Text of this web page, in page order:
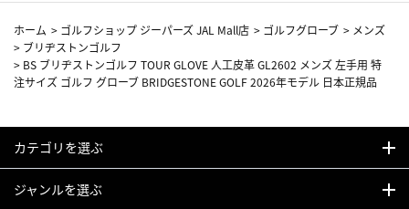
ホーム > ゴルフショップ ジーパーズ JAL Mall店 > ゴルフグローブ > メンズ
> ブリヂストンゴルフ
> BS ブリヂストンゴルフ TOUR GLOVE 人工皮革 GL2602 メンズ 左手用 特
注サイズ ゴルフ グローブ BRIDGESTONE GOLF 2026年モデル 日本正規品
カテゴリを選ぶ
ジャンルを選ぶ